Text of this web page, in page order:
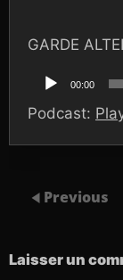
GARDE
audio
00:00
Podcast:
Previous
Laisser un